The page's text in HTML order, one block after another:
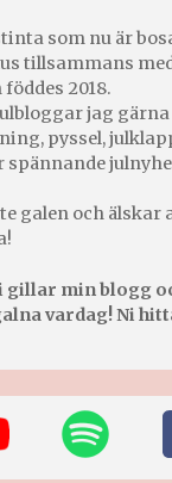
som nu är
tillsammans
2018.
jag
pyssel,
spännande
galen och älskar
gillar min blogg
vardag! Ni